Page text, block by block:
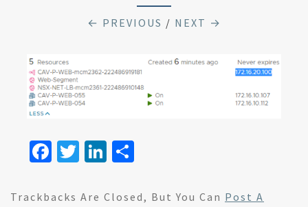
← PREVIOUS / NEXT →
Fa
b
T
tt
Li
ke ar
Trackbacks Are Closed, But You Can Post A